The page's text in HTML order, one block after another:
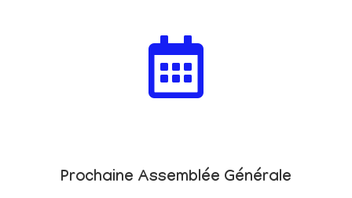
Prochaine Assemblée Générale